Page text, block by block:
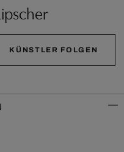
KÜNSTLER FOLGEN